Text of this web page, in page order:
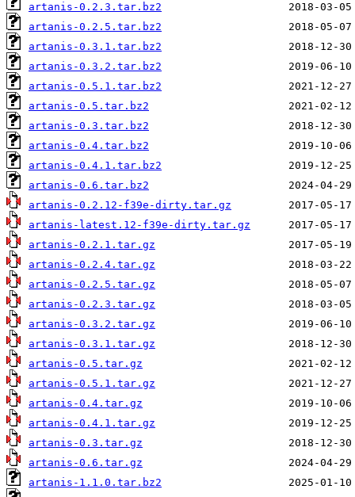
artanis-0.2.3.tar.bz2
artanis-0.2.5.tar.bz2
artanis-0.3.1.tar.bz2
artanis-0.3.2.tar.bz2
artanis-0.5.1.tar.bz2
artanis-0.5.tar.bz2
artanis-0.3.tar.bz2
artanis-0.4.tar.bz2
artanis-0.4.1.tar.bz2
artanis-0.6.tar.bz2
artanis-0.2.12-f39e-dirty.tar.gz
artanis-latest.12-f39e-dirty.tar.gz
artanis-0.2.1.tar.gz
artanis-0.2.4.tar.gz
artanis-0.2.5.tar.gz
artanis-0.2.3.tar.gz
artanis-0.3.2.tar.gz
artanis-0.3.1.tar.gz
artanis-0.5.tar.gz
artanis-0.5.1.tar.gz
artanis-0.4.tar.gz
artanis-0.4.1.tar.gz
artanis-0.3.tar.gz
artanis-0.6.tar.gz
artanis-1.1.0.tar.bz2